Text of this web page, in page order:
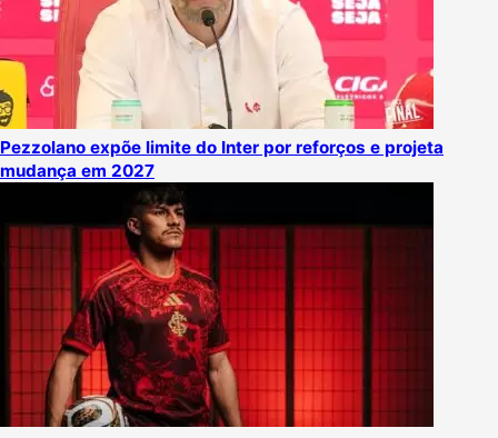
Pezzolano expõe limite do Inter por reforços e projeta
mudança em 2027